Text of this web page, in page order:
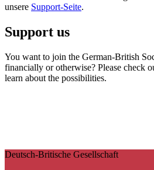
unsere Support-Seite.
Support us
You want to join the German-British
financially or otherwise? Please check
learn about the possibilities.
Deutsch-Britische Gesellschaft